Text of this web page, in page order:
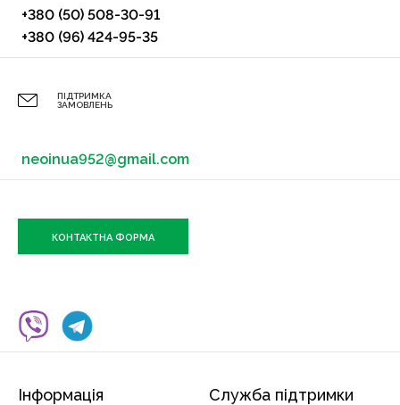
+380 (50) 508-30-91
+380 (96) 424-95-35
ПІДТРИМКА
ЗАМОВЛЕНЬ
neoinua952@gmail.com
КОНТАКТНА ФОРМА
Інформація Служба підтримки